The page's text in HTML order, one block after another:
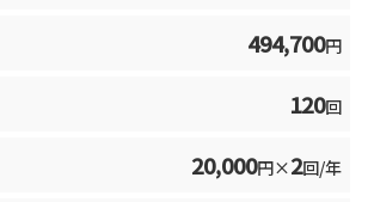
494,700円
120回
20,000円×2回/年